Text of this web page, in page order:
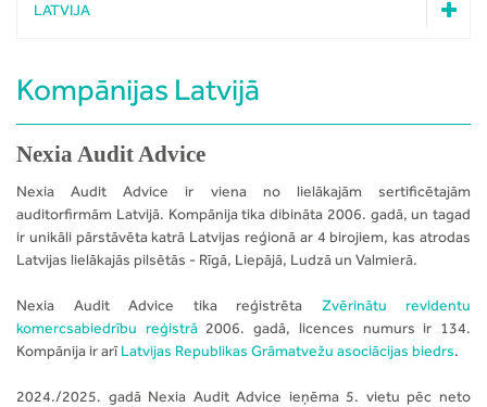
LATVIJA
Latvija
Kompānijas Latvijā
Nexia Audit Advice
Nexia Audit Advice ir viena no lielākajām sertificētajām
auditorfirmām Latvijā. Kompānija tika dibināta 2006. gadā, un tagad
ir unikāli pārstāvēta katrā Latvijas reģionā ar 4 birojiem, kas atrodas
Latvijas lielākajās pilsētās - Rīgā, Liepājā, Ludzā un Valmierā.
Nexia Audit Advice tika reģistrēta Zvērinātu revidentu
komercsabiedrību reģistrā2006. gadā, licences numurs ir 134.
Kompānija ir arīLatvijas Republikas Grāmatvežu asociācijas biedrs.
2024./2025. gadā Nexia Audit Advice ieņēma 5. vietu pēc neto